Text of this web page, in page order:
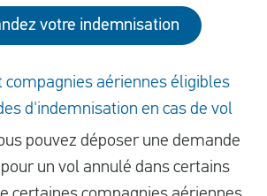
votre indemnisation
compagnies aériennes éligibles
d'indemnisation en cas de vol
pouvez déposer une demande
un vol annulé dans certains